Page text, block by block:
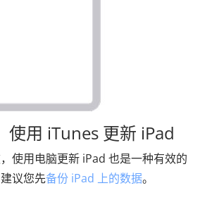
使用 iTunes 更新 iPad
使用电脑更新 iPad 也是一种有效的
议您先备份 iPad 上的数据。